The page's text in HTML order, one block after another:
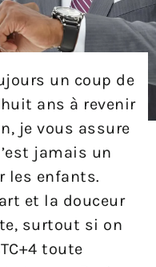
un coup de
ans à revenir
je vous assure
jamais un
les enfants.
et la douceur
surtout si on
toute